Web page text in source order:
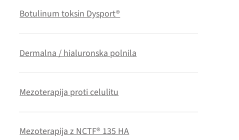
Botulinum toksin Dysport®
Dermalna / hialuronska polnila
Mezoterapija proti celulitu
Mezoterapija z NCTF® 135 HA